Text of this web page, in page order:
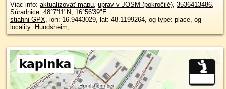
Viac info: aktualizovať mapu, uprav v JOSM (pokročilé), 3536413486,
Súradnice: 48°7'11"N, 16°56'39"E
stiahni GPX, lon: 16.9443029, lat: 48.1199264, og type: place, og
locality: Hundsheim,